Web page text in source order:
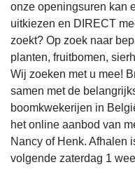
onze openingsuren kan
uitkiezen en DIRECT
zoekt? Op zoek naar
planten, fruitbomen,
Wij zoeken met u mee!
samen met de
boomkwekerijen in
het online aanbod van
Nancy of Henk. Afhalen
volgende zaterdag 1